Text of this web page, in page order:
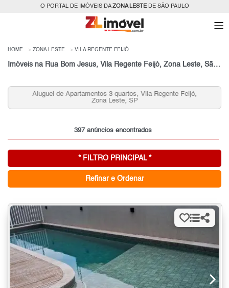
O PORTAL DE IMÓVEIS DAZONA LESTEDE SÃO PAULO
HOME ZONA LESTE VILA REGENTE FEIJÓ
Imóveis na Rua Bom Jesus, Vila Regente Feijó, Zona Leste, São Paulo, SP
Aluguel de Apartamentos 3 quartos, Vila Regente Feijó,
Zona Leste, SP
397 anúncios encontrados
* FILTRO PRINCIPAL *
Refinar e Ordenar